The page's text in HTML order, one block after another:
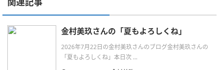
金村美玖さんの「夏もよろしくね」
2026年7月22日の金村美玖さんのブログ金村美玖さんの
「夏もよろしくね」本日次 ...